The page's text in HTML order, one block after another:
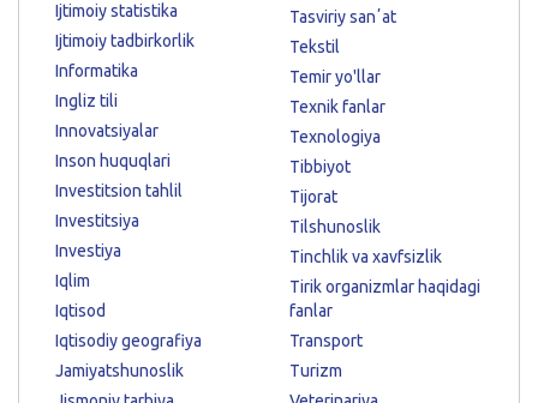
Ijtimoiy statistika
Ijtimoiy tadbirkorlik
Informatika
Ingliz tili
Innovatsiyalar
Inson huquqlari
Investitsion tahlil
Investitsiya
Investiya
Iqlim
Iqtisod
Iqtisodiy geografiya
Jamiyatshunoslik
Tasviriy sanʼat
Tekstil
Temir yo'llar
Texnik fanlar
Texnologiya
Tibbiyot
Tijorat
Tilshunoslik
Tinchlik va xavfsizlik
Tirik organizmlar haqidagi
fanlar
Transport
Turizm